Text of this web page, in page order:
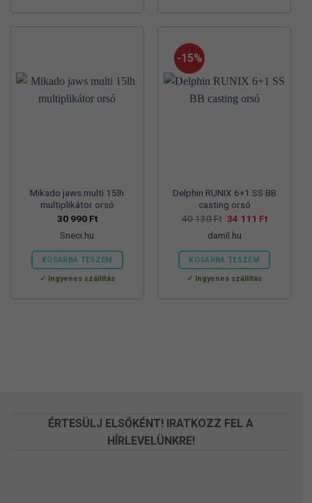
Mikado jaws multi 15lh
multiplikátor orsó
30 990 Ft
Sneci.hu
KOSÁRBA TESZEM
Ingyenes szállítás
-15%
Delphin RUNIX 6+1 SS BB
casting orsó
40 130Ft Original
was:
130 Ft.
34 111 FtCurrent
111 Ft.
damil.hu
KOSÁRBA TESZEM
Ingyenes szállítás
ÉRTESÜLJ ELSŐKÉNT! IRATKOZZ FEL A
HÍRLEVELÜNKRE!